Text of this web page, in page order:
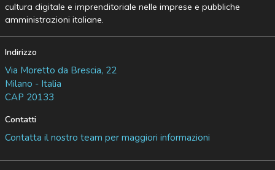
cultura digitale e imprenditoriale nelle imprese e pubbliche
amministrazioni italiane.
Indirizzo
Via Moretto da Brescia, 22
Milano - Italia
CAP 20133
Contatti
Contatta il nostro team per maggiori informazioni